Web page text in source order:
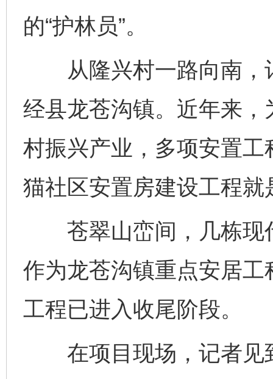
的“护林员”。
从隆兴村一路向南，
经县龙苍沟镇。近年来
村振兴产业，多项安置
猫社区安置房建设工程就
苍翠山峦间，几栋现
作为龙苍沟镇重点安居
工程已进入收尾阶段。
在项目现场，记者见